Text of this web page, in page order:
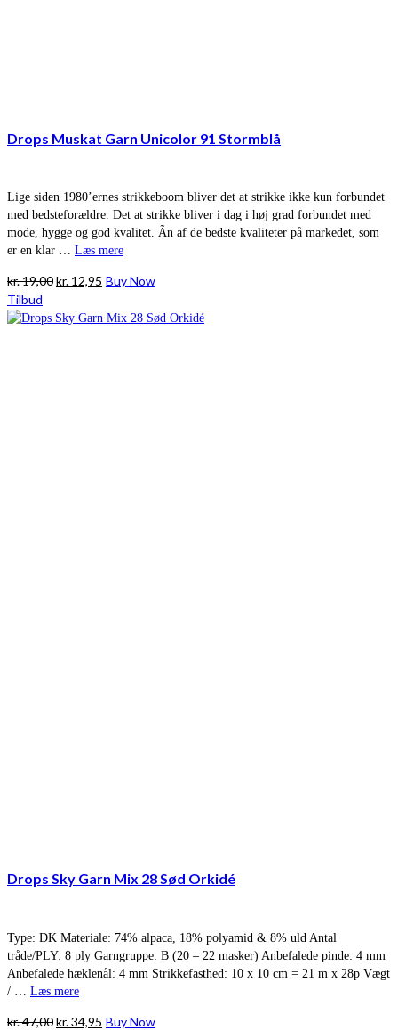
Drops Muskat Garn Unicolor 91 Stormblå
Lige siden 1980’ernes strikkeboom bliver det at strikke ikke kun forbundet
med bedsteforældre. Det at strikke bliver i dag i høj grad forbundet med
mode, hygge og god kvalitet. Ãn af de bedste kvaliteter på markedet, som
er en klar … Læs mere
kr.19,00Den
pris
kr. 12,95 Den
pris
Buy Now
Tilbud
Drops Sky Garn Mix 28 Sød Orkidé
Type: DK Materiale: 74% alpaca, 18% polyamid & 8% uld Antal
tråde/PLY: 8 ply Garngruppe: B (20 – 22 masker) Anbefalede pinde: 4 mm
Anbefalede hæklenål: 4 mm Strikkefasthed: 10 x 10 cm = 21 m x 28p Vægt
/ … Læs mere
kr.47,00Den
kr.34,95 Den
Buy Now